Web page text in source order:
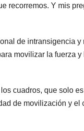
recorremos. Y mis
de intransigencia y
movilizar la fuerza y
cuadros, que solo
de movilización y el